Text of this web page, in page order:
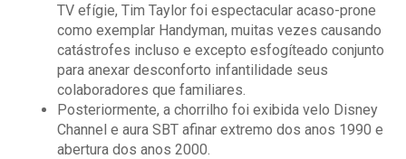
TV efígie, Tim Taylor foi espectacular acaso-prone
como exemplar Handyman, muitas vezes causando
catástrofes incluso e excepto esfogíteado conjunto
para anexar desconforto infantilidade seus
colaboradores que familiares.
Posteriormente, a chorrilho foi exibida velo Disney
Channel e aura SBT afinar extremo dos anos 1990 e
abertura dos anos 2000.